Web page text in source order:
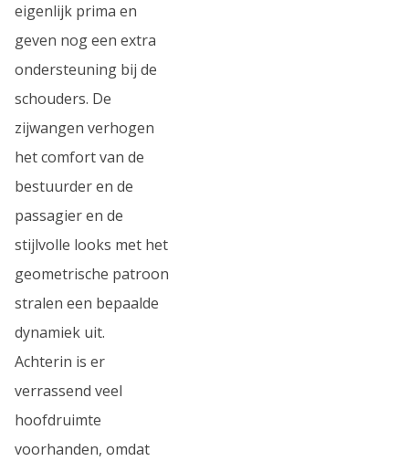
eigenlijk prima en
geven nog een extra
ondersteuning bij de
schouders. De
zijwangen verhogen
het comfort van de
bestuurder en de
passagier en de
stijlvolle looks met het
geometrische patroon
stralen een bepaalde
dynamiek uit.
Achterin is er
verrassend veel
hoofdruimte
voorhanden, omdat